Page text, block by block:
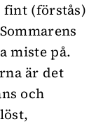
fint (förstås)
miste på.
är det
och